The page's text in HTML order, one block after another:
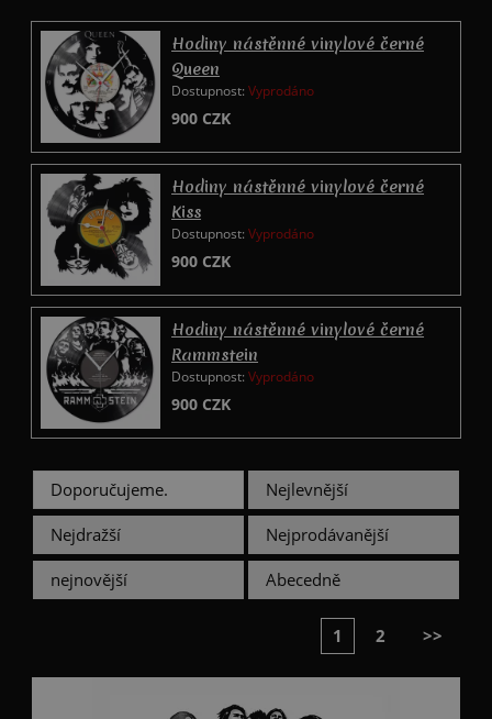
Hodiny nástěnné vinylové černé
Queen
Dostupnost:Vyprodáno
900 CZK
Hodiny nástěnné vinylové černé
Kiss
Dostupnost:Vyprodáno
900 CZK
Hodiny nástěnné vinylové černé
Rammstein
Dostupnost:Vyprodáno
900 CZK
Doporučujeme.
Nejlevnější
Nejdražší
Nejprodávanější
nejnovější
Abecedně
1 2 >>